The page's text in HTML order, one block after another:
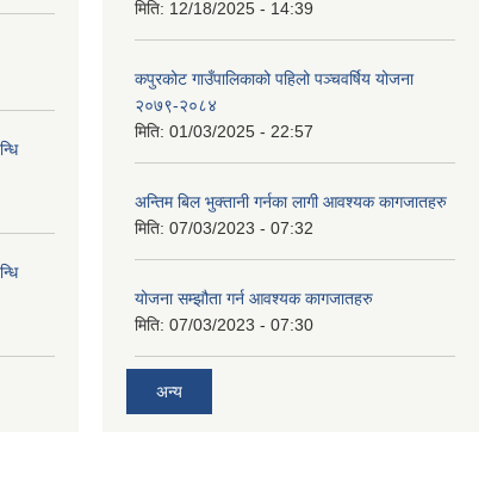
मिति: 12/18/2025 - 14:39
कपुरकोट गाउँपालिकाको पहिलो पञ्चवर्षिय योजना
२०७९-२०८४
मिति: 01/03/2025 - 22:57
अन्तिम बिल भुक्तानी गर्नका लागी आवश्यक कागजातहरु
मिति: 07/03/2023 - 07:32
योजना सम्झौता गर्न आवश्यक कागजातहरु
मिति: 07/03/2023 - 07:30
अन्य